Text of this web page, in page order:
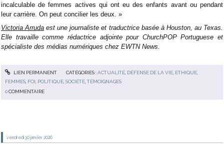
incalculable de femmes actives qui ont eu des enfants avant ou pendant
leur carrière. On peut concilier les deux. »
Victoria Arruda est une journaliste et traductrice basée à Houston, au Texas.
Elle travaille comme rédactrice adjointe pour ChurchPOP Portuguese et
spécialiste des médias numériques chez EWTN News.
LIEN PERMANENT CATÉGORIES :ACTUALITÉ, DÉFENSE DE LA VIE, ETHIQUE,
FEMMES, FOI, POLITIQUE,SOCIÉTÉ,TÉMOIGNAGES
0COMMENTAIRE
vendredi 30 janvier 2026